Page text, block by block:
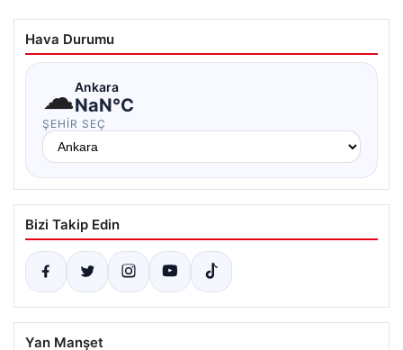
Hava Durumu
☁Ankara
NaN°C
ŞEHIR SEÇ
Bizi Takip Edin
Yan Manşet